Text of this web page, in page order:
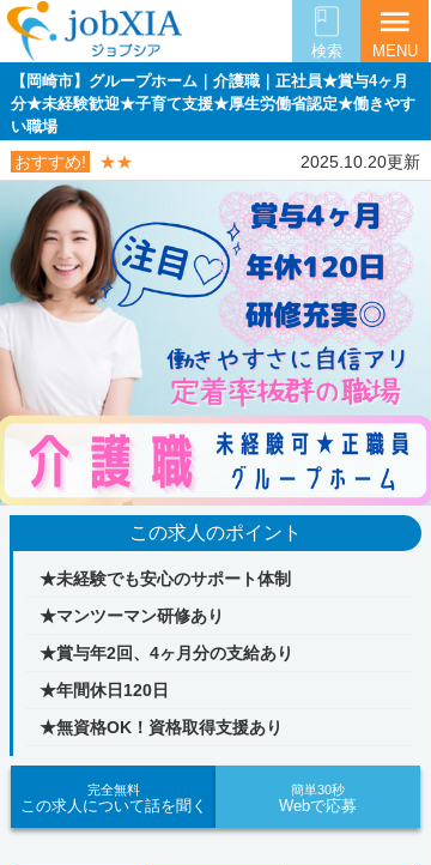
検索
menu
MENU
【岡崎市】グループホーム｜介護職｜正社員★賞与4ヶ月
分★未経験歓迎★子育て支援★厚生労働省認定★働きやす
い職場
おすすめ! ★★ 2025.10.20更新
この求人のポイント
★未経験でも安心のサポート体制
★マンツーマン研修あり
★賞与年2回、4ヶ月分の支給あり
★年間休日120日
★無資格OK！資格取得支援あり
完全無料
この求人について話を聞く
簡単30秒
Webで応募